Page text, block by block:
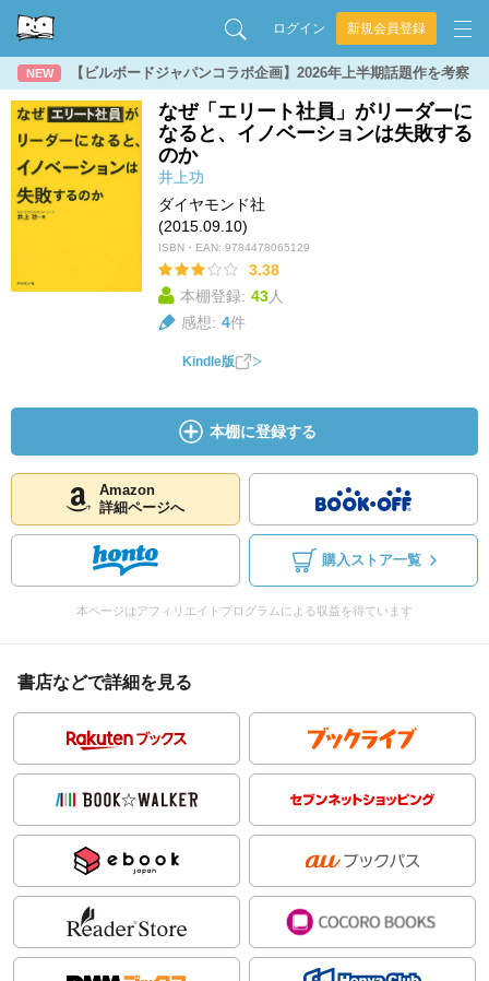
ログイン 新規会員登録
NEW 【ビルボードジャパンコラボ企画】2026年上半期話題作を考察
なぜ「エリート社員」がリーダーに
なると、イノベーションは失敗する
のか
井上功
ダイヤモンド社
(2015.09.10)
ISBN・EAN: 9784478065129
3.38
本棚登録: 43人
感想: 4件
Kindle版
本棚に登録する
Amazon
詳細ページへ
購入ストア一覧
本ページはアフィリエイトプログラムによる収益を得ています
書店などで詳細を見る